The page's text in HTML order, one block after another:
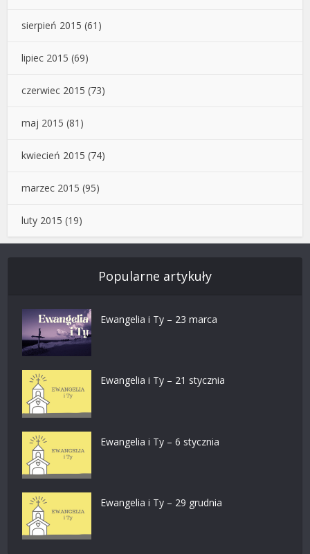
sierpień 2015 (61)
lipiec 2015 (69)
czerwiec 2015 (73)
maj 2015 (81)
kwiecień 2015 (74)
marzec 2015 (95)
luty 2015 (19)
Popularne artykuły
Ewangelia i Ty – 23 marca
Ewangelia i Ty – 21 stycznia
Ewangelia i Ty – 6 stycznia
Ewangelia i Ty – 29 grudnia